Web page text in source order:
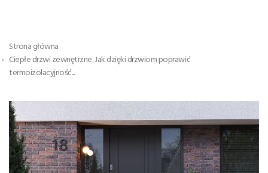
Strona główna
Ciepłe drzwi zewnętrzne. Jak dzięki drzwiom poprawić
termoizolacyjność...